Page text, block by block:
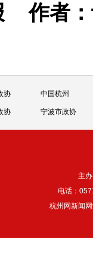
作者
协 中国杭州
协 宁波市政协
主
电话：
杭州网新闻